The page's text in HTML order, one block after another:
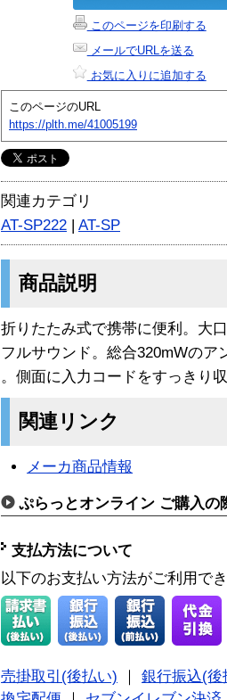
このページを印刷する
メールでURLを送る
お気に入りに追加する
このページのURL
https://plth.me/41005199
関連カテゴリ
AT-SP222 | AT-SP
商品説明
折りたたみ式で携帯に便利。大
フルサウンド。総合320mWのア
。側面に入力コードをすっきり
関連リンク
メーカ商品情報
ぷらっとオンライン ご購入の
支払方法について
以下のお支払い方法がご利用で
売掛取引(後払い)
銀行振込(後